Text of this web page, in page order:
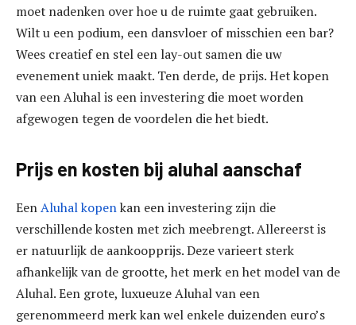
moet nadenken over hoe u de ruimte gaat gebruiken.
Wilt u een podium, een dansvloer of misschien een bar?
Wees creatief en stel een lay-out samen die uw
evenement uniek maakt. Ten derde, de prijs. Het kopen
van een Aluhal is een investering die moet worden
afgewogen tegen de voordelen die het biedt.
Prijs en kosten bij aluhal aanschaf
EenAluhal kopenkan een investering zijn die
verschillende kosten met zich meebrengt. Allereerst is
er natuurlijk de aankoopprijs. Deze varieert sterk
afhankelijk van de grootte, het merk en het model van de
Aluhal. Een grote, luxueuze Aluhal van een
gerenommeerd merk kan wel enkele duizenden euro’s